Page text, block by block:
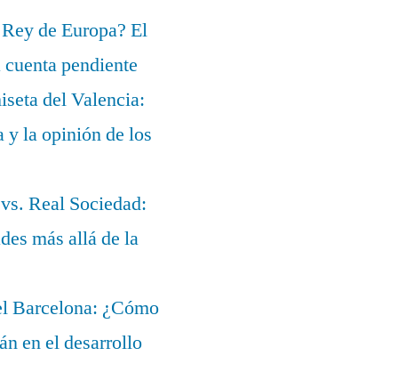
de Europa? El
pendiente
del Valencia:
y la opinión de los
Real Sociedad:
más allá de la
Barcelona: ¿Cómo
en el desarrollo